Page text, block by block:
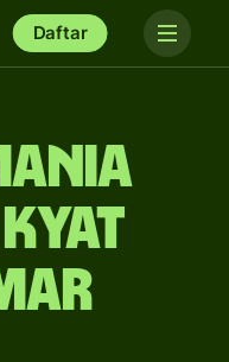
Daftar
kyat